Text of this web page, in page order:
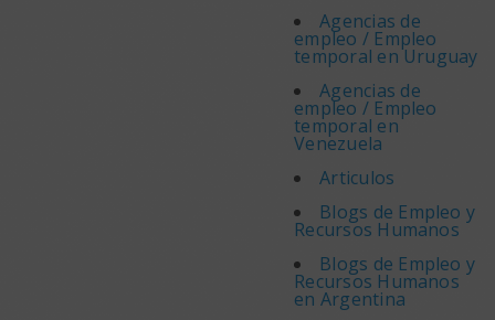
Agencias de
empleo / Empleo
temporal en Uruguay
Agencias de
empleo / Empleo
temporal en
Venezuela
Articulos
Blogs de Empleo y
Recursos Humanos
Blogs de Empleo y
Recursos Humanos
en Argentina